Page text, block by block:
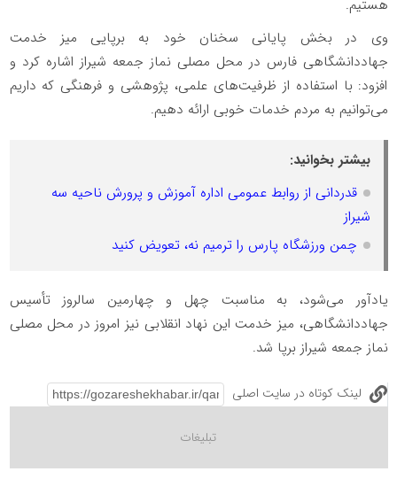
هستیم.
وی در بخش پایانی سخنان خود به برپایی میز خدمت
جهاددانشگاهی فارس در محل مصلی نماز جمعه شیراز اشاره کرد و
افزود: با استفاده از ظرفیت‌های علمی، پژوهشی و فرهنگی که داریم
می‌توانیم به مردم خدمات خوبی ارائه دهیم.
بیشتر بخوانید:
قدردانی از روابط عمومی اداره آموزش و پرورش ناحیه سه
شیراز
چمن ورزشگاه پارس را ترمیم نه، تعویض کنید
یادآور می‌شود، به مناسبت چهل و چهارمین سالروز تأسیس
جهاددانشگاهی، میز خدمت این نهاد انقلابی نیز امروز در محل مصلی
نماز جمعه شیراز برپا شد.
لینک کوتاه در سایت اصلی